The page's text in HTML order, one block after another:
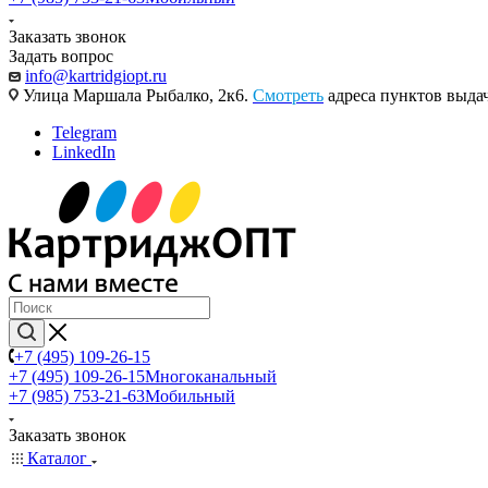
Заказать звонок
Задать вопрос
info@kartridgiopt.ru
Улица Маршала Рыбалко, 2к6. Смотреть адреса пунктов
Telegram
LinkedIn
+7 (495) 109-26-15
+7 (495) 109-26-15Многоканальный
+7 (985) 753-21-63Мобильный
Заказать звонок
Каталог